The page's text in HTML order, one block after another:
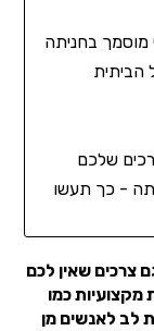
מוסמך בחניתה
הביתית
שלכם
- כך תעשו
צרכים שאין לכם
כמו
לב לאנשים מן